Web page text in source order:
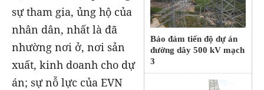
Bảo đảm tiến độ dự án
đường dây 500 kV mạch
3
sự tham gia, ủng hộ của
nhân dân, nhất là đã
nhường nơi ở, nơi sản
xuất, kinh doanh cho dự
án; sự nỗ lực của EVN